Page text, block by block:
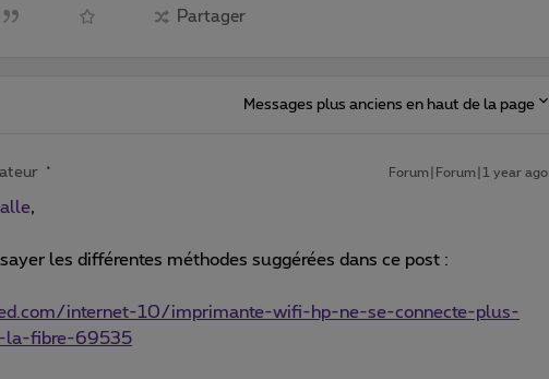
Partager
Messages plus anciens en haut de la page
Forum|Forum|1 year ago
,
les différentes méthodes suggérées dans ce post :
internet-10/imprimante-wifi-hp-ne-se-connecte-plus-
la-fibre-69535